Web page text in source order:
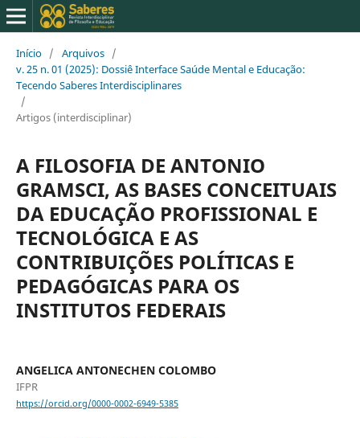
Início / Arquivos /
v. 25 n. 01 (2025): Dossiê Interface Saúde Mental e Educação:
Tecendo Saberes Interdisciplinares
/
Artigos (interdisciplinar)
A FILOSOFIA DE ANTONIO
GRAMSCI, AS BASES CONCEITUAIS
DA EDUCAÇÃO PROFISSIONAL E
TECNOLÓGICA E AS
CONTRIBUIÇÕES POLÍTICAS E
PEDAGÓGICAS PARA OS
INSTITUTOS FEDERAIS
ANGELICA ANTONECHEN COLOMBO
IFPR
https://orcid.org/0000-0002-6949-5385